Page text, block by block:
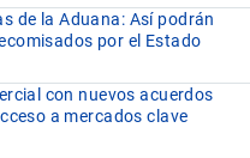
de la Aduana: Así podrán
por el Estado
con nuevos acuerdos
a mercados clave